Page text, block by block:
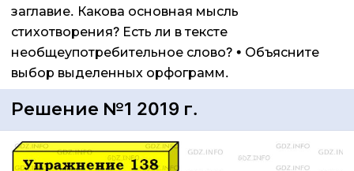
заглавие. Какова основная мысль
стихотворения? Есть ли в тексте
необщеупотребительное слово? • Объясните
выбор выделенных орфограмм.
Решение №1 2019 г.